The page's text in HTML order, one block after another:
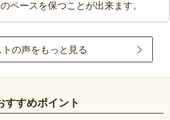
ペースを保つことが出来ます。
トの声をもっと見る
すすめポイント